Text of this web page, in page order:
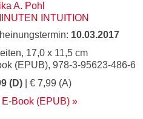
A. Pohl
INTUITION
10.03.2017
17,0 x 11,5 cm
(EPUB), 978-3-95623-486-6
(D) | € 7,99 (A)
E-Book (EPUB)